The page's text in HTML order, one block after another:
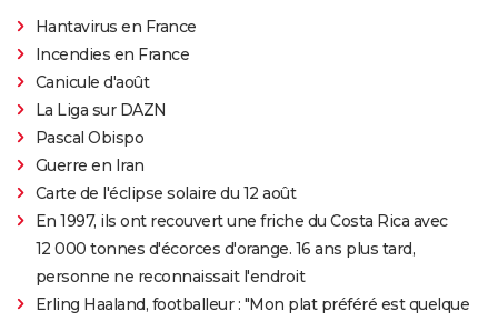
Hantavirus en France
Incendies en France
Canicule d'août
La Liga sur DAZN
Pascal Obispo
Guerre en Iran
Carte de l'éclipse solaire du 12 août
En 1997, ils ont recouvert une friche du Costa Rica avec
12 000 tonnes d'écorces d'orange. 16 ans plus tard,
personne ne reconnaissait l'endroit
Erling Haaland, footballeur : "Mon plat préféré est quelque